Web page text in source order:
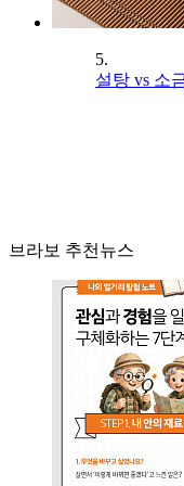
5.
설탕 vs 소
브라보 추천뉴스